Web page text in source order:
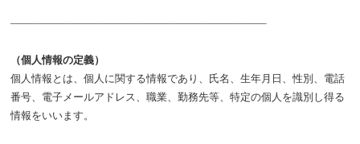
————————————————————————–
（個人情報の定義）
個人情報とは、個人に関する情報であり、氏名、生年月日、性別、電話
番号、電子メールアドレス、職業、勤務先等、特定の個人を識別し得る
情報をいいます。